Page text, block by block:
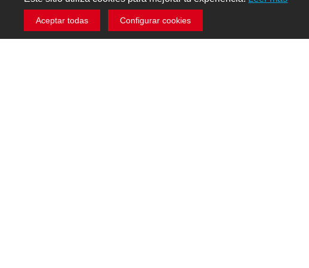
Aceptar todas Configurar cookies